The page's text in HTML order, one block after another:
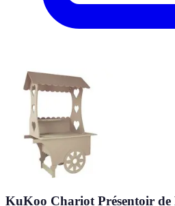
KuKoo Chariot Présentoir de